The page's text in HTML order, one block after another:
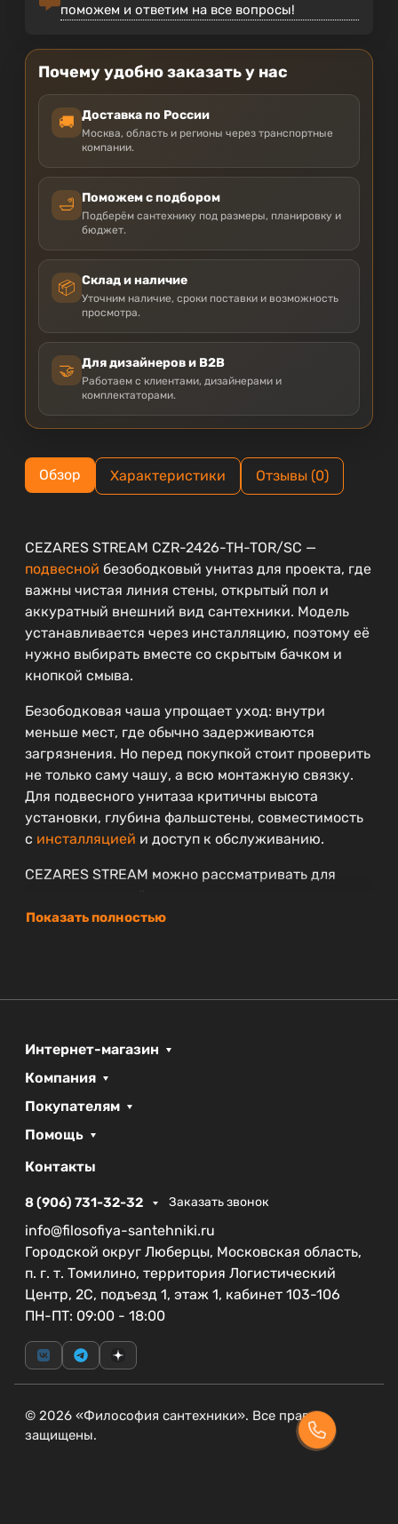
поможем и ответим на все вопросы!
Почему удобно заказать у нас
🚚 Доставка по России
Москва, область и регионы через транспортные
компании.
🛁 Поможем с подбором
Подберём сантехнику под размеры, планировку и
бюджет.
📦 Склад и наличие
Уточним наличие, сроки поставки и возможность
просмотра.
🤝 Для дизайнеров и B2B
Работаем с клиентами, дизайнерами и
комплектаторами.
Обзор Характеристики Отзывы (0)
CEZARES STREAM CZR-2426-TH-TOR/SC —
подвесной безободковый унитаз для проекта, где
важны чистая линия стены, открытый пол и
аккуратный внешний вид сантехники. Модель
устанавливается через инсталляцию, поэтому её
нужно выбирать вместе со скрытым бачком и
кнопкой смыва.
Безободковая чаша упрощает уход: внутри
меньше мест, где обычно задерживаются
загрязнения. Но перед покупкой стоит проверить
не только саму чашу, а всю монтажную связку.
Для подвесного унитаза критичны высота
установки, глубина фальшстены, совместимость
с инсталляцией и доступ к обслуживанию.
CEZARES STREAM можно рассматривать для
решение, а как аккуратная система на годы. Если
какая инсталляция будет использоваться;
совместима ли
удобна ли высота чаши после установки;
напольную модель.
Показать полностью
Интернет-магазин
Компания
Покупателям
Помощь
Контакты
8 (906) 731-32-32 Заказать звонок
info@filosofiya-santehniki.ru
Городской округ Люберцы, Московская область,
п. г. т. Томилино, территория Логистический
Центр, 2С, подъезд 1, этаж 1, кабинет 103-106
ПН-ПТ: 09:00 - 18:00
© 2026 «Философия сантехники». Все права
защищены.